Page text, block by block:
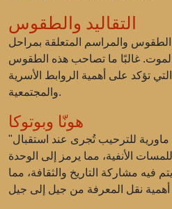
التقاليد والطقوس
الطقوس والمراسم المتعلقة بمراحل
والموت. غالبًا ما تصاحب هذه الطقوس
تؤكد على أهمية الروابط الأسرية
والمجتمعية.
هونّا وبوتوكا
"هونّا" هي مراسم تقليدية ماورية للترحيب تُجرى عند استقبال
الأنفية، مما يرمز إلى الوحدة
فيه مشاركة التاريخ والثقافة، مما